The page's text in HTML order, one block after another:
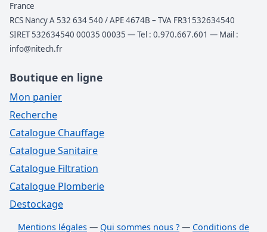
France
RCS Nancy A 532 634 540 / APE 4674B – TVA FR31532634540
SIRET 532634540 00035 00035 — Tel : 0.970.667.601 — Mail :
info@nitech.fr
Boutique en ligne
Mon panier
Recherche
Catalogue Chauffage
Catalogue Sanitaire
Catalogue Filtration
Catalogue Plomberie
Destockage
Mentions légales — Qui sommes nous ? — Conditions de